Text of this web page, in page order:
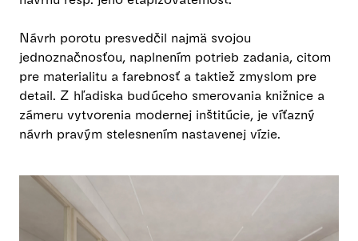
Návrh porotu presvedčil najmä svojou
jednoznačnosťou, naplnením potrieb zadania, citom
pre materialitu a farebnosť a taktiež zmyslom pre
detail. Z hľadiska budúceho smerovania knižnice a
zámeru vytvorenia modernej inštitúcie, je víťazný
návrh pravým stelesnením nastavenej vízie.